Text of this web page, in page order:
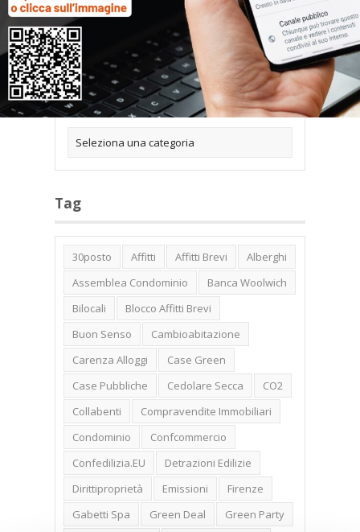
Categorie
Tag
30posto Affitti Affitti Brevi
Alberghi
Assemblea Condominio
Banca Woolwich
Bilocali
Blocco Affitti Brevi
Buon Senso
Cambioabitazione
Carenza Alloggi
Case Green
Case Pubbliche
Cedolare Secca
CO2
Collabenti
Compravendite Immobiliari
Condominio
Confcommercio
Confedilizia.EU
Detrazioni Edilizie
Dirittiproprietà
Emissioni
Firenze
Gabetti Spa
Green Deal
Green Party